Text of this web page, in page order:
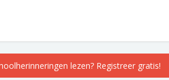
lezen? Registreer gratis!